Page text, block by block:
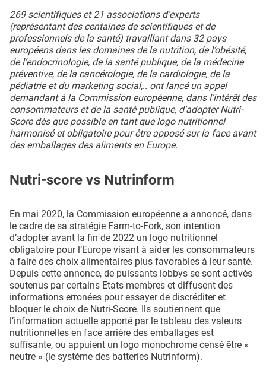
269 scientifiques et 21 associations d’experts
(représentant des centaines de scientifiques et de
professionnels de la santé) travaillant dans 32 pays
européens dans les domaines de la nutrition, de l’obésité,
de l’endocrinologie, de la santé publique, de la médecine
préventive, de la cancérologie, de la cardiologie, de la
pédiatrie et du marketing social,.. ont lancé un appel
demandant à la Commission européenne, dans l’intérêt des
consommateurs et de la santé publique, d’adopter Nutri-
Score dès que possible en tant que logo nutritionnel
harmonisé et obligatoire pour être apposé sur la face avant
des emballages des aliments en Europe.
Nutri-score vs Nutrinform
En mai 2020, la Commission européenne a annoncé, dans
le cadre de sa stratégie Farm-to-Fork, son intention
d’adopter avant la fin de 2022 un logo nutritionnel
obligatoire pour l’Europe visant à aider les consommateurs
à faire des choix alimentaires plus favorables à leur santé.
Depuis cette annonce, de puissants lobbys se sont activés
soutenus par certains Etats membres et diffusent des
informations erronées pour essayer de discréditer et
bloquer le choix de Nutri-Score. Ils soutiennent que
l’information actuelle apporté par le tableau des valeurs
nutritionnelles en face arrière des emballages est
suffisante, ou appuient un logo monochrome censé être «
neutre » (le système des batteries Nutrinform).